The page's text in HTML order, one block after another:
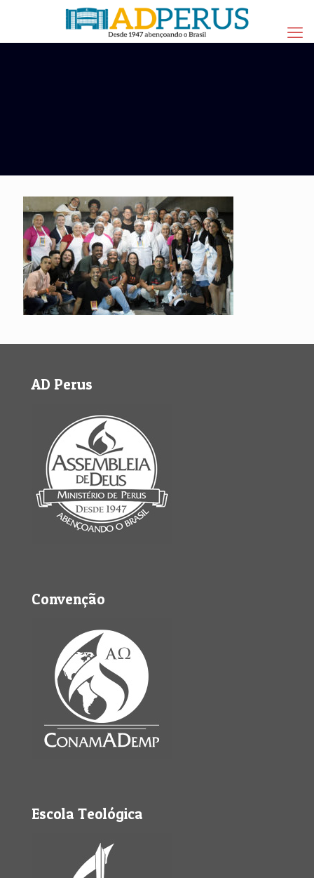
AD Perus
Convenção
Escola Teológica